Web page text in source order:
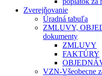
Zverejňovanie
Úradná tabuľa
ZMLUVY,
dokumenty
ZMLUVY
FAKTÚRY
VZN-Všeobecne